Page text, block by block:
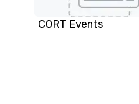
CORT Events